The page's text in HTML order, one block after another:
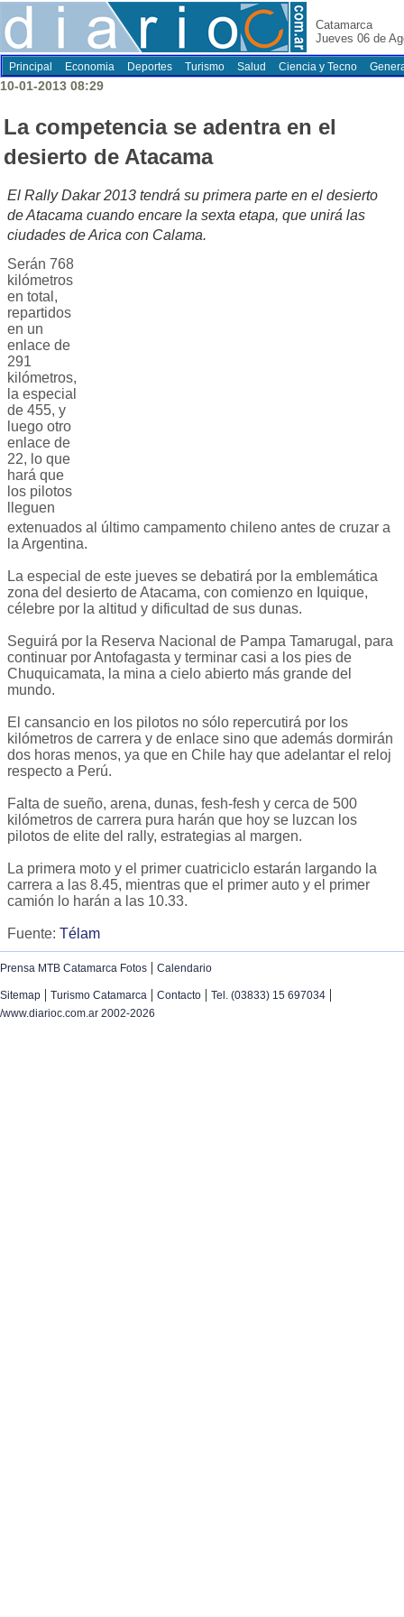
Catamarca
Jueves 06 de
Principal Economia Deportes Turismo Salud Ciencia y Tecno
10-01-2013 08:29
La competencia se adentra en el
desierto de Atacama
El Rally Dakar 2013 tendrá su primera parte en el desierto
de Atacama cuando encare la sexta etapa, que unirá las
ciudades de Arica con Calama.
Serán 768
kilómetros
en total,
repartidos
en un
enlace de
291
kilómetros,
la especial
de 455, y
luego otro
enlace de
22, lo que
hará que
los pilotos
lleguen
extenuados al último campamento chileno antes de cruzar a
la Argentina.
La especial de este jueves se debatirá por la emblemática
zona del desierto de Atacama, con comienzo en Iquique,
célebre por la altitud y dificultad de sus dunas.
Seguirá por la Reserva Nacional de Pampa Tamarugal, para
continuar por Antofagasta y terminar casi a los pies de
Chuquicamata, la mina a cielo abierto más grande del
mundo.
El cansancio en los pilotos no sólo repercutirá por los
kilómetros de carrera y de enlace sino que además dormirán
dos horas menos, ya que en Chile hay que adelantar el reloj
respecto a Perú.
Falta de sueño, arena, dunas, fesh-fesh y cerca de 500
kilómetros de carrera pura harán que hoy se luzcan los
pilotos de elite del rally, estrategias al margen.
La primera moto y el primer cuatriciclo estarán largando la
carrera a las 8.45, mientras que el primer auto y el primer
camión lo harán a las 10.33.
Fuente: Télam
Prensa MTB Catamarca Fotos | Calendario
Sitemap | Turismo Catamarca | Contacto | Tel. (03833) 15 697034 |
/www.diarioc.com.ar 2002-2026